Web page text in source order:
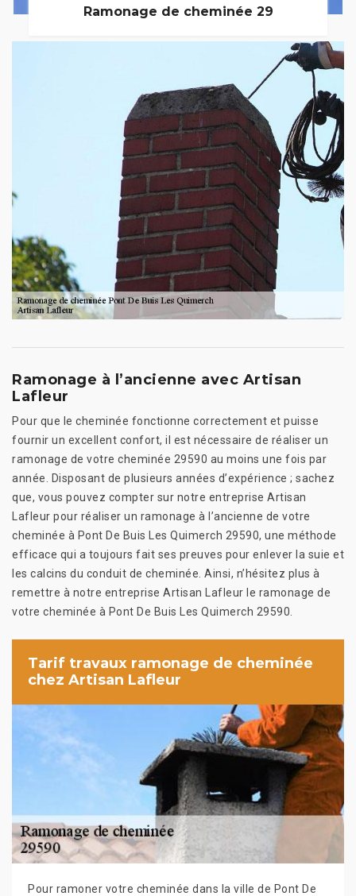
Ramonage de cheminée 29
Ramonage à l’ancienne avec Artisan
Lafleur
Pour que le cheminée fonctionne correctement et puisse
fournir un excellent confort, il est nécessaire de réaliser un
ramonage de votre cheminée 29590 au moins une fois par
année. Disposant de plusieurs années d’expérience ; sachez
que, vous pouvez compter sur notre entreprise Artisan
Lafleur pour réaliser un ramonage à l’ancienne de votre
cheminée à Pont De Buis Les Quimerch 29590, une méthode
efficace qui a toujours fait ses preuves pour enlever la suie et
les calcins du conduit de cheminée. Ainsi, n’hésitez plus à
remettre à notre entreprise Artisan Lafleur le ramonage de
votre cheminée à Pont De Buis Les Quimerch 29590.
Tarif travaux ramonage de cheminée
chez Artisan Lafleur
Pour ramoner votre cheminée dans la ville de Pont De